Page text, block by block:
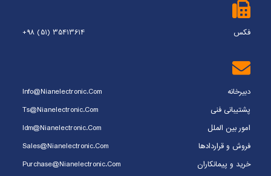
فکس +98 (51) 35413614
دبیرخانه
Info@nianelectronic.com
پشتیبانی فنی
Ts@nianelectronic.com
امور بین الملل
Idm@nianelectronic.com
فروش و قراردادها
Sales@nianelectronic.com
خرید و پیمانکاران
Purchase@nianelectronic.com